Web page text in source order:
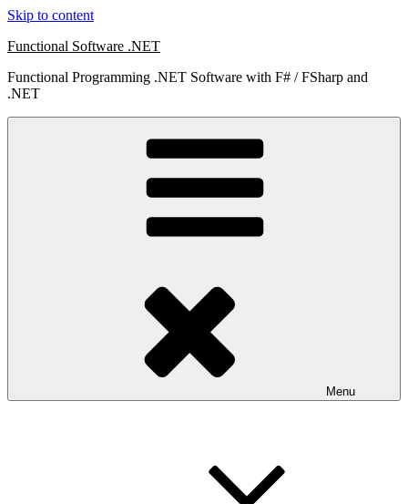
Skip to content
Functional Software .NET
Functional Programming .NET Software with F# / FSharp and
.NET
Menu